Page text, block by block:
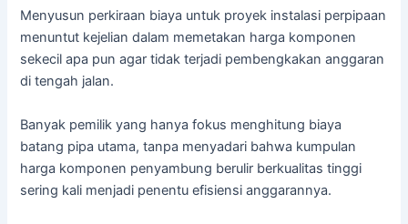
Menyusun perkiraan biaya untuk proyek instalasi perpipaan
menuntut kejelian dalam memetakan harga komponen
sekecil apa pun agar tidak terjadi pembengkakan anggaran
di tengah jalan.
Banyak pemilik yang hanya fokus menghitung biaya
batang pipa utama, tanpa menyadari bahwa kumpulan
harga komponen penyambung berulir berkualitas tinggi
sering kali menjadi penentu efisiensi anggarannya.